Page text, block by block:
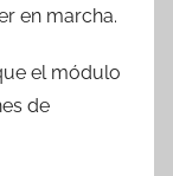
en marcha.
el módulo
de